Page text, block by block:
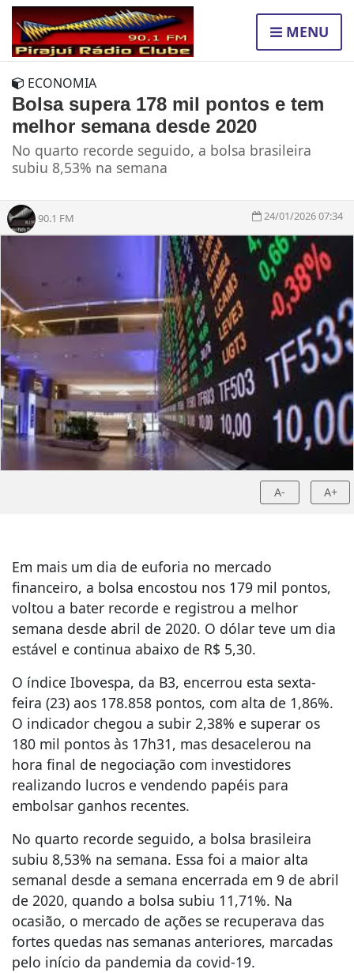
MENU
ECONOMIA
Bolsa supera 178 mil pontos e tem
melhor semana desde 2020
No quarto recorde seguido, a bolsa brasileira
subiu 8,53% na semana
90.1 FM 24/01/2026 07:34
A- A+
Em mais um dia de euforia no mercado
financeiro, a bolsa encostou nos 179 mil pontos,
voltou a bater recorde e registrou a melhor
semana desde abril de 2020. O dólar teve um dia
estável e continua abaixo de R$ 5,30.
O índice Ibovespa, da B3, encerrou esta sexta-
feira (23) aos 178.858 pontos, com alta de 1,86%.
O indicador chegou a subir 2,38% e superar os
180 mil pontos às 17h31, mas desacelerou na
hora final de negociação com investidores
realizando lucros e vendendo papéis para
embolsar ganhos recentes.
No quarto recorde seguido, a bolsa brasileira
subiu 8,53% na semana. Essa foi a maior alta
semanal desde a semana encerrada em 9 de abril
de 2020, quando a bolsa subiu 11,71%. Na
ocasião, o mercado de ações se recuperava das
fortes quedas nas semanas anteriores, marcadas
pelo início da pandemia da covid-19.